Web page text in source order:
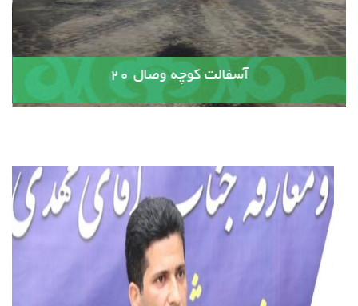
آسفالت کوچه وصال ۲۰